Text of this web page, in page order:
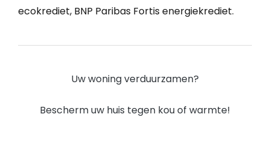
ecokrediet, BNP Paribas Fortis energiekrediet.
Uw woning verduurzamen?
Bescherm uw huis tegen kou of warmte!